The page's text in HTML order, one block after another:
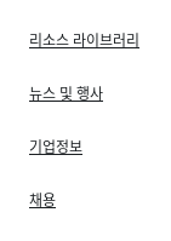
리소스 라이브러리
뉴스 및 행사
기업정보
채용